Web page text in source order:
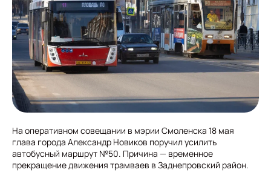
На оперативном совещании в мэрии Смоленска 18 мая
глава города Александр Новиков поручил усилить
автобусный маршрут №50. Причина — временное
прекращение движения трамваев в Заднепровский район.